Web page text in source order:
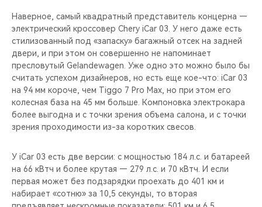
Наверное, самый квадратный представитель концерна —
электрический кроссовер Chery iCar 03. У него даже есть
стилизованный под «запаску» багажный отсек на задней
двери, и при этом он совершенно не напоминает
пресловутый Gelandewagen. Уже одно это можно было бы
считать успехом дизайнеров, но есть еще кое-что: iCar 03
на 94 мм короче, чем Tiggo 7 Pro Max, но при этом его
колесная база на 45 мм больше. Компоновка электрокара
более выгодна и с точки зрения объема салона, и с точки
зрения проходимости из-за коротких свесов.
У iCar 03 есть две версии: с мощностью 184 л.с. и батареей
на 66 кВтч и более крутая — 279 л.с. и 70 кВтч. И если
первая может без подзарядки проехать до 401 км и
набирает «сотню» за 10,5 секунды, то вторая